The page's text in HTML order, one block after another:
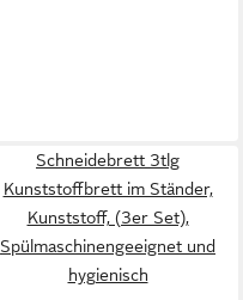
Schneidebrett 3tlg
Kunststoffbrett im Ständer,
Kunststoff, (3er Set),
Spülmaschinengeeignet und
hygienisch